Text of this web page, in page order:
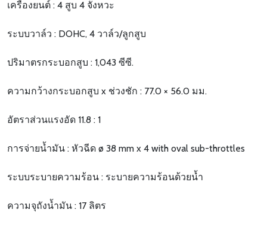
เครื่องยนต์ : 4 สูบ 4 จังหวะ
ระบบวาล์ว : DOHC, 4 วาล์ว/ลูกสูบ
ปริมาตรกระบอกสูบ : 1,043 ซีซี.
ความกว้างกระบอกสูบ x ช่วงชัก : 77.0 × 56.0 มม.
อัตราส่วนแรงอัด 11.8 : 1
การจ่ายน้ำมัน : หัวฉีด ø 38 mm x 4 with oval sub-throttles
ระบบระบายความร้อน : ระบายความร้อนด้วยน้ำ
ความจุถังน้ำมัน : 17 ลิตร